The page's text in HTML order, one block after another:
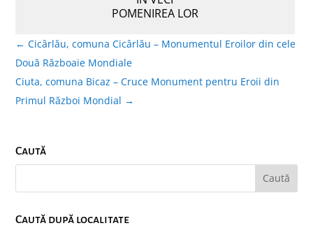
POMENIREA LOR
← Cicârlău, comuna Cicârlău – Monumentul Eroilor din cele
Două Războaie Mondiale
Ciuta, comuna Bicaz – Cruce Monument pentru Eroii din
Primul Război Mondial →
Caută
Caută după localitate